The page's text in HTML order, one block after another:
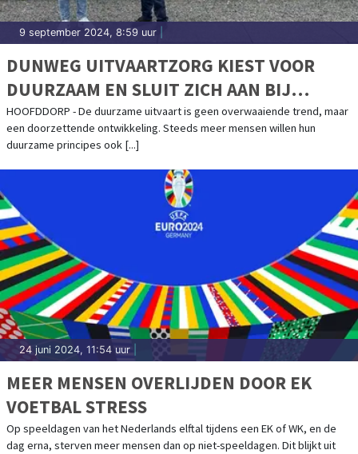
9 september 2024, 8:59 uur
DUNWEG UITVAARTZORG KIEST VOOR
DUURZAAM EN SLUIT ZICH AAN BIJ
GREENLEAVE
HOOFDDORP - De duurzame uitvaart is geen overwaaiende trend, maar
een doorzettende ontwikkeling. Steeds meer mensen willen hun
duurzame principes ook [...]
24 juni 2024, 11:54 uur
MEER MENSEN OVERLIJDEN DOOR EK
VOETBAL STRESS
Op speeldagen van het Nederlands elftal tijdens een EK of WK, en de
dag erna, sterven meer mensen dan op niet-speeldagen. Dit blijkt uit